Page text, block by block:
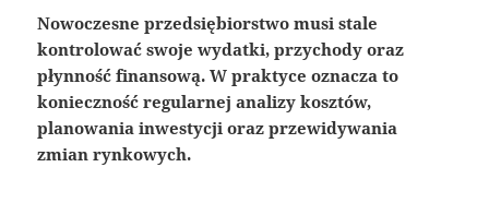
Nowoczesne przedsiębiorstwo musi stale
kontrolować swoje wydatki, przychody oraz
płynność finansową. W praktyce oznacza to
konieczność regularnej analizy kosztów,
planowania inwestycji oraz przewidywania
zmian rynkowych.